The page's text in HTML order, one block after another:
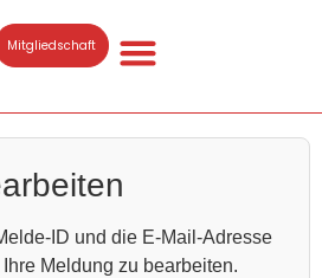
Mitgliedschaft
ID und die E-Mail-Adresse
Meldung zu bearbeiten.